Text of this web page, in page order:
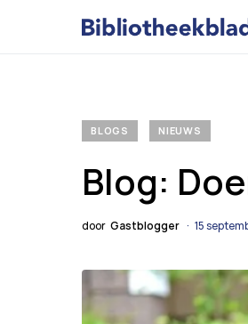
BLOGS NIEUWS
Blog:
door Gastblogger 15